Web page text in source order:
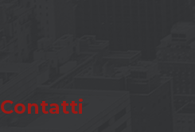
Contatti